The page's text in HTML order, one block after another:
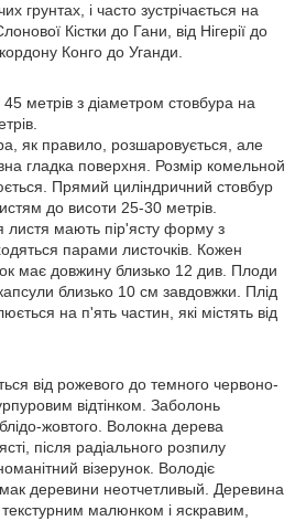
грунтах, і часто зустрічається на
Кістки до Гани, від Нігерії до
Конго до Уганди.
метрів з діаметром стовбура на
як правило, розшаровується, але
гладка поверхня. Розмір комельной
Прямий циліндричний стовбур
до висоти 25-30 метрів.
листя мають пір'ясту форму з
парами листочків. Кожен
має довжину близько 12 див. Плоди
близько 10 см завдовжки. Плід
на п'ять частин, які містять від
від рожевого до темного червоно-
відтінком. Заболонь
блідо-жовтого. Волокна дерева
після радіального розпилу
візерунок. Володіє
деревини неотчетливый. Деревина
текстурним малюнком і яскравим,